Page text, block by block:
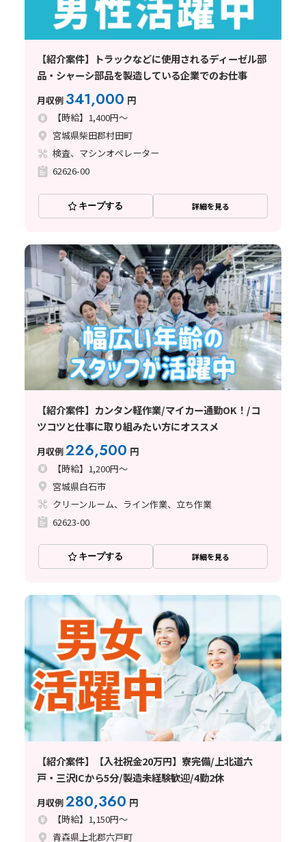
【紹介案件】トラックなどに使用されるディーゼル部
品・シャーシ部品を製造している企業でのお仕事
月収例 341,000 円
【時給】1,400円～
宮城県柴田郡村田町
検査、マシンオペレーター
62626-00
キープする 詳細を見る
【紹介案件】カンタン軽作業/マイカー通勤OK！/コ
ツコツと仕事に取り組みたい方にオススメ
月収例226,500 円
【時給】1,200円～
宮城県白石市
クリーンルーム、ライン作業、立ち作業
62623-00
キープする 詳細を見る
【紹介案件】【入社祝金20万円】寮完備/上北道六
戸・三沢ICから5分/製造未経験歓迎/4勤2休
月収例280,360 円
【時給】1,150円～
青森県上北郡六戸町